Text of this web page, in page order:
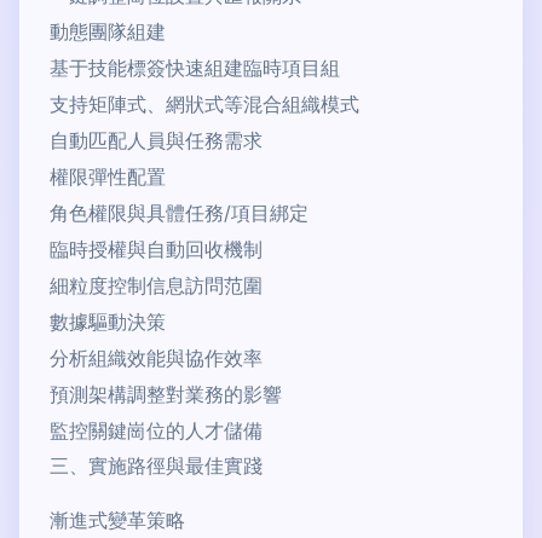
動態團隊組建
基于技能標簽快速組建臨時項目組
支持矩陣式、網狀式等混合組織模式
自動匹配人員與任務需求
權限彈性配置
角色權限與具體任務/項目綁定
臨時授權與自動回收機制
細粒度控制信息訪問范圍
數據驅動決策
分析組織效能與協作效率
預測架構調整對業務的影響
監控關鍵崗位的人才儲備
三、實施路徑與最佳實踐
漸進式變革策略